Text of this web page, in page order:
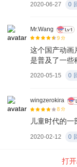
2020-06-27 0
Mr.Wang
9 分
这个国产动画
是普及了一些
2020-05-15 0
wingzerokira
8 分
儿童时代的一
2020-02-12 0
打